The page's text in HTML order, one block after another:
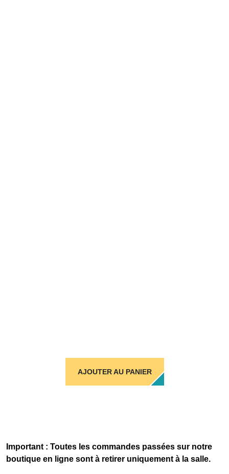
AJOUTER AU PANIER
Important : Toutes les commandes passées sur notre
boutique en ligne sont à retirer uniquement à la salle.